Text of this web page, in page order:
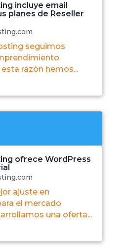
incluye email
planes de Reseller
seguimos
razón hemos...
ofrece WordPress
ajuste en
el mercado
una oferta...